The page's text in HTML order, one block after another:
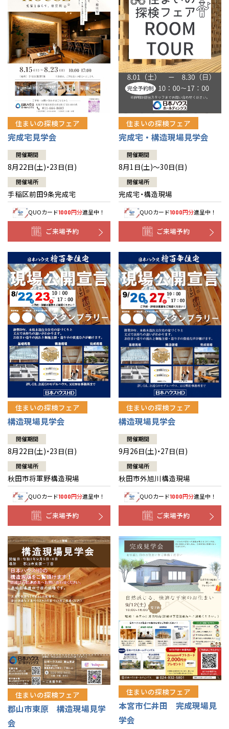
住まいの探検フェア
完成宅見学会
開催期間
8月22日(土)・23日(日)
開催場所
手稲区前田9条完成宅
QUOカード1000円分進呈中！
ご来場予約
住まいの探検フェア
完成宅・構造現場見学会
開催期間
8月1日(土)～30日(日)
開催場所
完成宅・構造現場
QUOカード1000円分進呈中！
ご来場予約
住まいの探検フェア
構造現場見学会
開催期間
8月22日(土)・23日(日)
開催場所
秋田市将軍野構造現場
QUOカード1000円分進呈中！
ご来場予約
住まいの探検フェア
構造現場見学会
開催期間
9月26日(土)・27日(日)
開催場所
秋田市外旭川構造現場
QUOカード1000円分進呈中！
ご来場予約
住まいの探検フェア
郡山市東原 構造現場見学
会
住まいの探検フェア
本宮市仁井田 完成現場見
学会
全国の展示場
北海道
札幌
道央
道北
道南
道東
東北
青森
秋田
岩手
山形
宮城
福島
甲信越・北陸
新潟
山梨
長野
富山
石川
福井
関東
東京
神奈川
埼玉
千葉
茨城
栃木
群馬
東海
愛知
岐阜
静岡
三重
近畿
大阪
京都
兵庫
奈良
滋賀
和歌山
中国・四国
岡山
香川
愛媛
鳥取
島根
広島
山口
徳島
高知
九州
福岡
佐賀
熊本
大分
宮崎
鹿児島
長崎
沖縄
分譲マンション
※現住所のある都道府県以外の建築予定地の方でも現住所の有るお近
くの展示場又は店舗にお問合せください。移住の計画の方もご相談対
応します。お気軽にご相談ください。
お近くのイベント
北海道
札幌
札幌
小樽
道央
苫小牧千歳
小樽
道北
道南
道東
釧路
東北
青森県
八戸
青森
秋田県
秋田
岩手県
山形県
宮城県
仙台
福島県
会津
甲信越・北陸
新潟県
長岡
山梨県
長野県
富山県
富山
石川県
福井県
福井
関東
東京都
神奈川県
相模
埼玉県
埼玉
千葉県
千葉
柏
茨城県
水戸
栃木県
宇都宮
小山
群馬県
群馬
伊勢崎
東海
愛知県
岐阜県
岐阜
静岡県
三重県
四日市
近畿
大阪府
大阪
京都府
京都
兵庫県
姫路
奈良県
奈良
中国・四国
岡山県
岡山
愛媛県
松山
九州
福岡県
福岡
佐賀県
佐賀
熊本県
熊本
大分県
大分
宮崎県
宮崎
鹿児島県
鹿児島